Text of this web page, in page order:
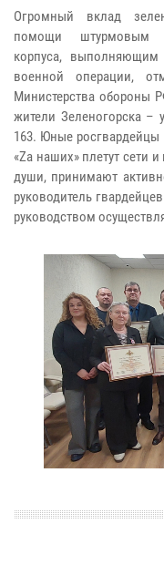
Огромный вклад
помощи штурмовым
корпуса,
военной операции,
Министерства обороны
жители Зеленогорска
163. Юные
«Zа наших» плетут сети
души, принимают
руководитель
руководством